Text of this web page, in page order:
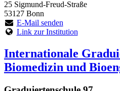
25 Sigmund-Freud-Straße
53127 Bonn
E-Mail senden
Link zur Institution
Internationale
Biomedizin und